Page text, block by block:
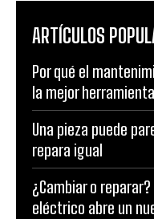
ARTÍCULOS
Por qué el
la mejor
Una pieza puede
repara igual
¿Cambiar o
eléctrico abre un